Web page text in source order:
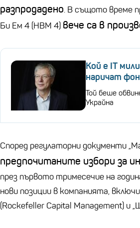
разпродадено. В същото време
Би Ем 4 (HBM 4) вече са в
Кой е IT
наричат
Той беше
Украйна
Според регулаторни документи
предпочитаните избори за
през първото тримесечие на
нови позиции в компанията,
(Rockefeller Capital Management) и